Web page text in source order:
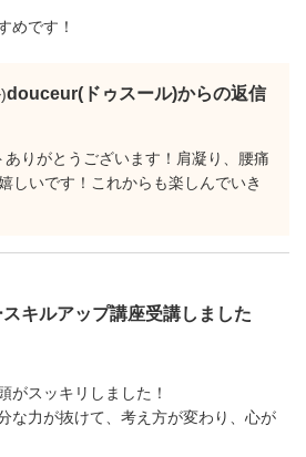
めです！
douceur(ドゥスール)からの返信
りがとうございます！肩凝り、腰痛
しいです！これからも楽しんでいき
キルアップ講座受講しました
がスッキリしました！
な力が抜けて、考え方が変わり、心が